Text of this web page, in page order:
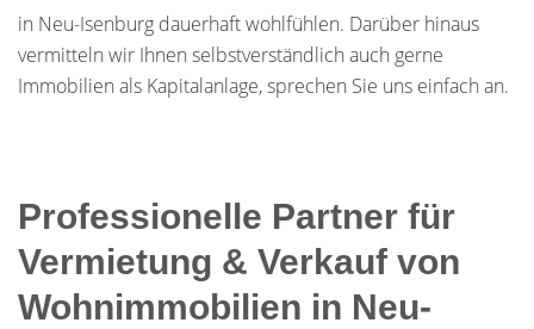
in Neu-Isenburg dauerhaft wohlfühlen. Darüber hinaus
vermitteln wir Ihnen selbstverständlich auch gerne
Immobilien als Kapitalanlage, sprechen Sie uns einfach an.
Professionelle Partner für
Vermietung & Verkauf von
Wohnimmobilien in Neu-